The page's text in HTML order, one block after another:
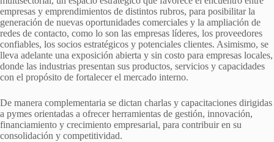
empresas y emprendimientos de distintos rubros, para posibilitar la
generación de nuevas oportunidades comerciales y la ampliación de
redes de contacto, como lo son las empresas líderes, los proveedores
confiables, los socios estratégicos y potenciales clientes. Asimismo, se
lleva adelante una exposición abierta y sin costo para empresas locales,
donde las industrias presentan sus productos, servicios y capacidades
con el propósito de fortalecer el mercado interno.
De manera complementaria se dictan charlas y capacitaciones dirigidas
a pymes orientadas a ofrecer herramientas de gestión, innovación,
financiamiento y crecimiento empresarial, para contribuir en su
consolidación y competitividad.